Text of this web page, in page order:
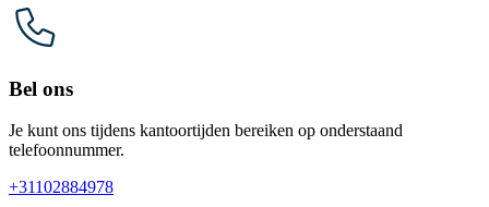
Bel ons
Je kunt ons tijdens kantoortijden bereiken op onderstaand
telefoonnummer.
+31102884978